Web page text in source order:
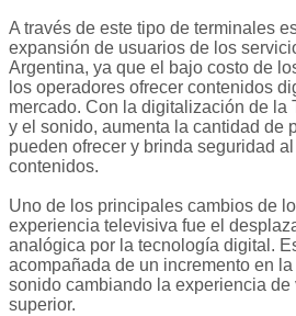
A través de este tipo de terminales
expansión de usuarios de los
Argentina, ya que el bajo costo de
los operadores ofrecer contenidos
mercado. Con la digitalización de la
y el sonido, aumenta la cantidad de
pueden ofrecer y brinda seguridad
contenidos.
Uno de los principales cambios de
experiencia televisiva fue el
analógica por la tecnología digital.
acompañada de un incremento en
sonido cambiando la experiencia de
superior.